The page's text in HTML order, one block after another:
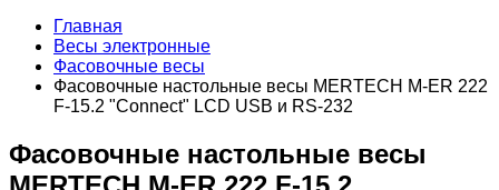
Главная
Весы электронные
Фасовочные весы
Фасовочные настольные весы MERTECH M-ER 222
F-15.2 "Connect" LCD USB и RS-232
Фасовочные настольные весы